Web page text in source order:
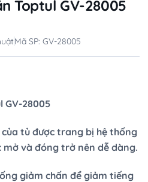
Toptul GV-28005
Mã SP: GV-28005
GV-28005
tủ được trang bị hệ thống
và đóng trở nên dễ dàng.
giảm chấn để giảm tiếng